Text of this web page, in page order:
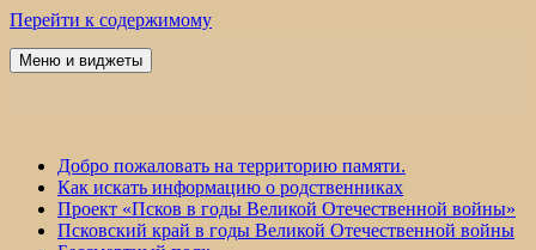
Перейти к содержимому
Победа 60
Меню и виджеты
Добро пожаловать на территорию памяти.
Как искать информацию о родственниках
Проект «Псков в годы Великой Отечественной войны»
Псковский край в годы Великой Отечественной войны